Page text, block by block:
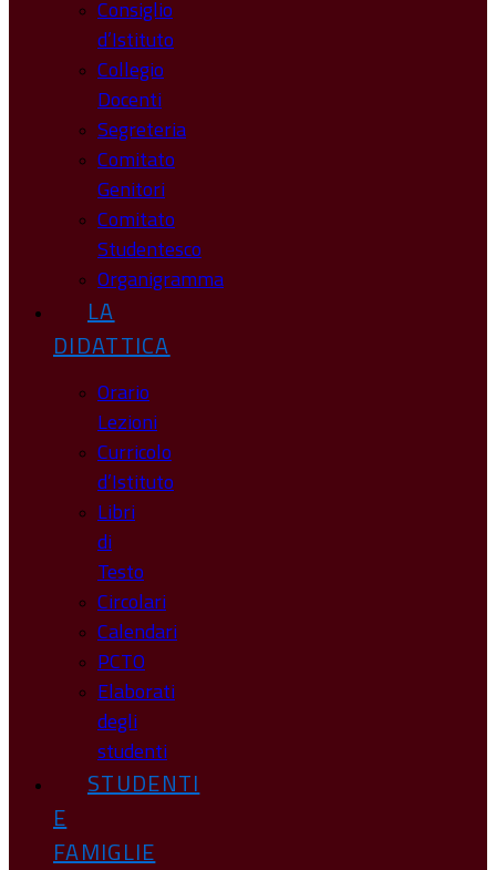
Consiglio
d’Istituto
Collegio
Docenti
Segreteria
Comitato
Genitori
Comitato
Studentesco
Organigramma
LA
DIDATTICA
Orario
Lezioni
Curricolo
d’Istituto
Libri
di
Testo
Circolari
Calendari
PCTO
Elaborati
degli
studenti
STUDENTI
E
FAMIGLIE